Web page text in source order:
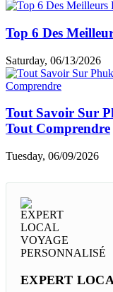
Top 6 Des
Saturday, 06/13/2026
Tout Savoir Sur
Tout Comprendre
Tuesday, 06/09/2026
EXPERT